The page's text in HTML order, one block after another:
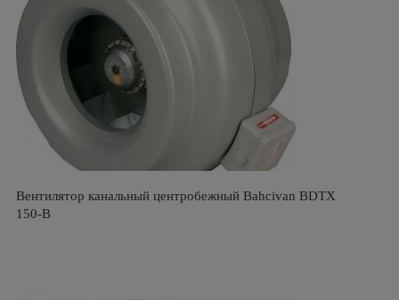
Вентилятор канальный центробежный Bahcivan BDTX
150-B